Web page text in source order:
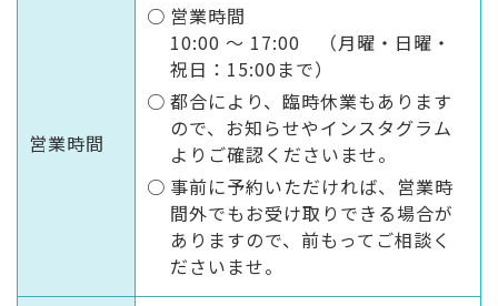
営業時間
営業時間
10:00 ～ 17:00 （月曜・日曜・
祝日：15:00まで）
都合により、臨時休業もあります
ので、お知らせやインスタグラム
よりご確認くださいませ。
事前に予約いただければ、営業時
間外でもお受け取りできる場合が
ありますので、前もってご相談く
ださいませ。